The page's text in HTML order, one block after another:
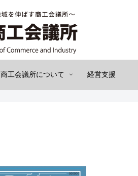
商工会議所について 経営支援